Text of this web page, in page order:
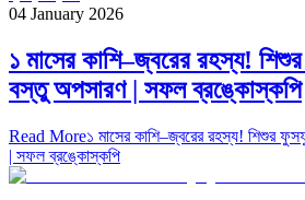
04 January 2026
১ মাসের কাশি–জ্বরের রহস্য!
বস্তু অপসারণ | সফল ব্রঙ্কোস্কপি
Read More১ মাসের কাশি–জ্বরের রহস্য! শিশুর
| সফল ব্রঙ্কোস্কপি